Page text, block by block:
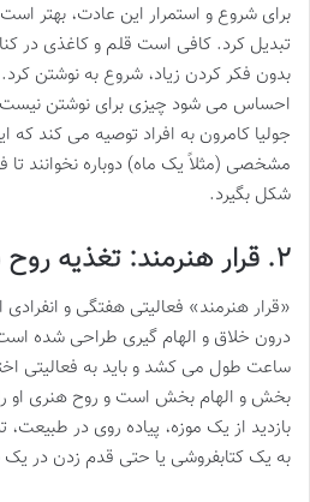
برای شروع و استمرار این عادت، بهتر
تبدیل کرد. کافی است قلم و کاغذی در
بدون فکر کردن زیاد، شروع به نوشتن
احساس می شود چیزی برای نوشتن
جولیا کامرون به افراد توصیه می کند که
مشخصی (مثلاً یک ماه) دوباره نخوانند تا
شکل بگیرد.
۲. قرار هنرمند: تغذیه روح سرشار از الهام
«قرار هنرمند» فعالیتی هفتگی و
درون خلاق و الهام گیری طراحی شده
ساعت طول می کشد و باید به فعالیتی
بخش و الهام بخش است و روح هنری او
بازدید از یک موزه، پیاده روی در
به یک کتابفروشی یا حتی قدم زدن در یک